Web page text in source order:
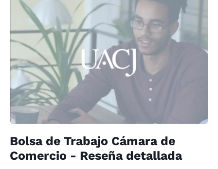
Bolsa de Trabajo Cámara de
Comercio - Reseña detallada